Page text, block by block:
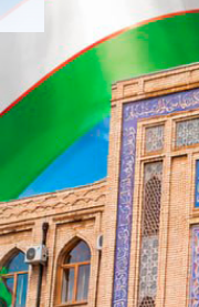
o‘
rt
a
si
d